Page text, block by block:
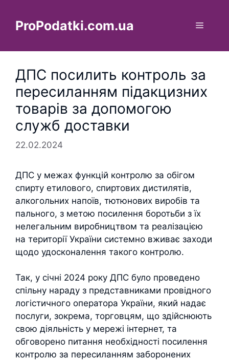
вмістуProPodatki.com.ua Меню
ДПС посилить контроль за
пересиланням підакцизних
товарів за допомогою
служб доставки
22.02.2024
ДПС у межах функцій контролю за обігом
спирту етилового, спиртових дистилятів,
алкогольних напоїв, тютюнових виробів та
пального, з метою посилення боротьби з їх
нелегальним виробництвом та реалізацією
на території України системно вживає заходи
щодо удосконалення такого контролю.
Так, у січні 2024 року ДПС було проведено
спільну нараду з представниками провідного
логістичного оператора України, який надає
послуги, зокрема, торговцям, що здійснюють
свою діяльність у мережі інтернет, та
обговорено питання необхідності посилення
контролю за пересиланням заборонених